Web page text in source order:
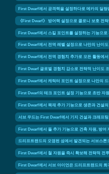
First Dwarf에서 공격력을 설정하다로 메카의 딜량
《First Dwarf》 방어력 설정으로 콜로니 보호 전
First Dwarf에서 스킬 포인트를 설정하는 기능으
First Dwarf에서 전역 레벨 설정으로 나만의 난이
First Dwarf에서 전역 경험치 추가로 모든 활동에
First Dwarf 글로벌 경험치 감소로 전략적 난이도
First Dwarf에서 캐릭터 포인트 설정으로 나만의
First Dwarf의 테크 포인트 설정 기능으로 초반 자
First Dwarf에서 목재 추가 기능으로 생존과 건설
서브 우드는 First Dwarf에서 기지 건설과 크래프
First Dwarf에서 돌 추가 기능으로 건축 자원, 방어
드리프트랜드의 오염된 섬에서 발견되는 서브스톤
First Dwarf에서 철 자원을 즉시 확보해 전략적 전
First Dwarf에서 서브 아이언은 드리프트랜드의